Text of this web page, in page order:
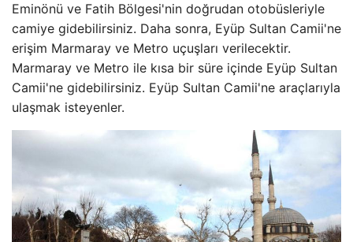
Eminönü ve Fatih Bölgesi'nin doğrudan otobüsleriyle
camiye gidebilirsiniz. Daha sonra, Eyüp Sultan Camii'ne
erişim Marmaray ve Metro uçuşları verilecektir.
Marmaray ve Metro ile kısa bir süre içinde Eyüp Sultan
Camii'ne gidebilirsiniz. Eyüp Sultan Camii'ne araçlarıyla
ulaşmak isteyenler.